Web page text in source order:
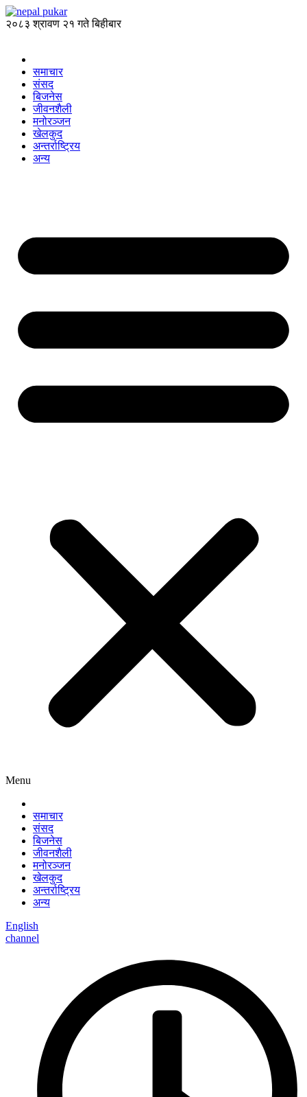
२०८३ श्रावण २१ गते बिहीबार
समाचार
संसद
बिजनेस
जीवनशैली
मनोरञ्जन
खेलकुद
अन्तर्राष्ट्रिय
अन्य
Menu
समाचार
संसद
बिजनेस
जीवनशैली
मनोरञ्जन
खेलकुद
अन्तर्राष्ट्रिय
अन्य
English
channel